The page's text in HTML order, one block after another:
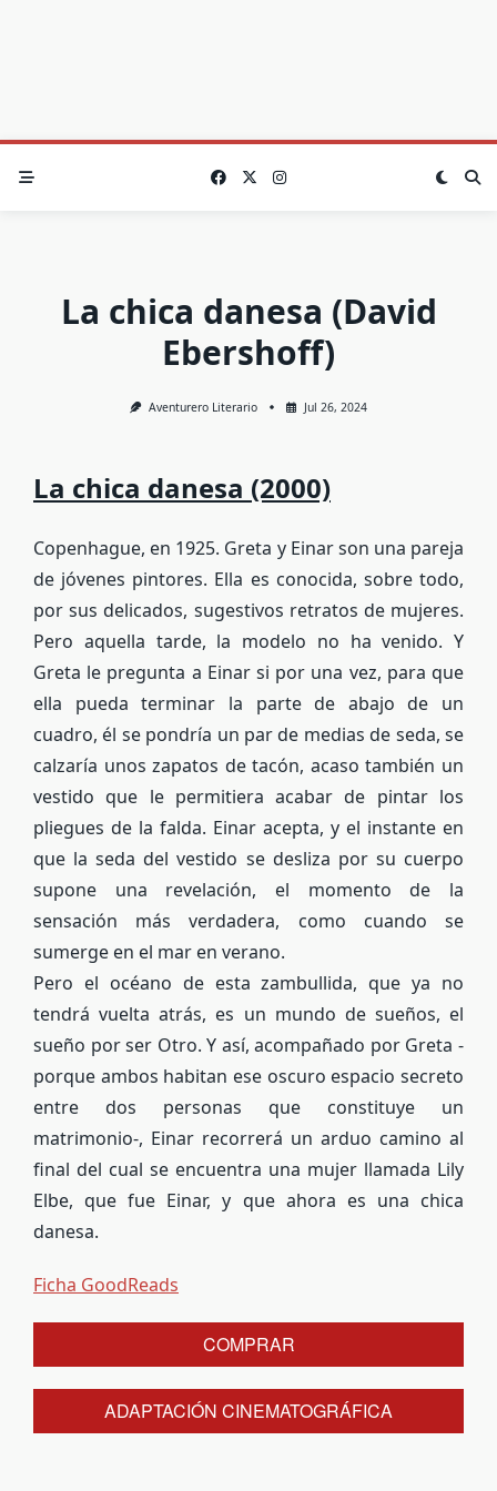
La chica danesa (David
Ebershoff)
Aventurero Literario Jul 26, 2024
La chica danesa (2000)
Copenhague, en 1925. Greta y Einar son una pareja
de jóvenes pintores. Ella es conocida, sobre todo,
por sus delicados, sugestivos retratos de mujeres.
Pero aquella tarde, la modelo no ha venido. Y
Greta le pregunta a Einar si por una vez, para que
ella pueda terminar la parte de abajo de un
cuadro, él se pondría un par de medias de seda, se
calzaría unos zapatos de tacón, acaso también un
vestido que le permitiera acabar de pintar los
pliegues de la falda. Einar acepta, y el instante en
que la seda del vestido se desliza por su cuerpo
supone una revelación, el momento de la
sensación más verdadera, como cuando se
sumerge en el mar en verano.
Pero el océano de esta zambullida, que ya no
tendrá vuelta atrás, es un mundo de sueños, el
sueño por ser Otro. Y así, acompañado por Greta -
porque ambos habitan ese oscuro espacio secreto
entre dos personas que constituye un
matrimonio-, Einar recorrerá un arduo camino al
final del cual se encuentra una mujer llamada Lily
Elbe, que fue Einar, y que ahora es una chica
danesa.
Ficha GoodReads
COMPRAR
ADAPTACIÓN CINEMATOGRÁFICA